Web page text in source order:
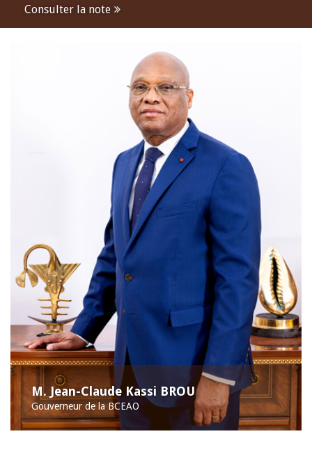
Consulter la note
M. Jean-Claude Kassi BROU
Gouverneur de la BCEAO